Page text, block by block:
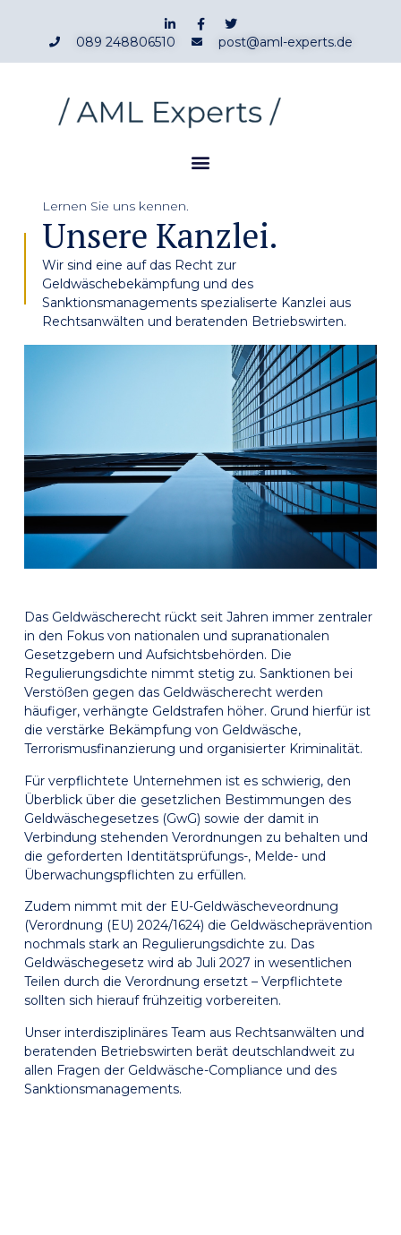
089 248806510 post@aml-experts.de
Lernen Sie uns kennen.
Unsere Kanzlei.
Wir sind eine auf das Recht zur
Geldwäschebekämpfung und des
Sanktionsmanagements spezialiserte Kanzlei aus
Rechtsanwälten und beratenden Betriebswirten.
Das Geldwäscherecht rückt seit Jahren immer zentraler
in den Fokus von nationalen und supranationalen
Gesetzgebern und Aufsichtsbehörden. Die
Regulierungsdichte nimmt stetig zu. Sanktionen bei
Verstößen gegen das Geldwäscherecht werden
häufiger, verhängte Geldstrafen höher. Grund hierfür ist
die verstärke Bekämpfung von Geldwäsche,
Terrorismusfinanzierung und organisierter Kriminalität.
Für verpflichtete Unternehmen ist es schwierig, den
Überblick über die gesetzlichen Bestimmungen des
Geldwäschegesetzes (GwG) sowie der damit in
Verbindung stehenden Verordnungen zu behalten und
die geforderten Identitätsprüfungs-, Melde- und
Überwachungspflichten zu erfüllen.
Zudem nimmt mit der EU-Geldwäscheveordnung
(Verordnung (EU) 2024/1624) die Geldwäscheprävention
nochmals stark an Regulierungsdichte zu. Das
Geldwäschegesetz wird ab Juli 2027 in wesentlichen
Teilen durch die Verordnung ersetzt – Verpflichtete
sollten sich hierauf frühzeitig vorbereiten.
Unser interdisziplinäres Team aus Rechtsanwälten und
beratenden Betriebswirten berät deutschlandweit zu
allen Fragen der Geldwäsche-Compliance und des
Sanktionsmanagements.